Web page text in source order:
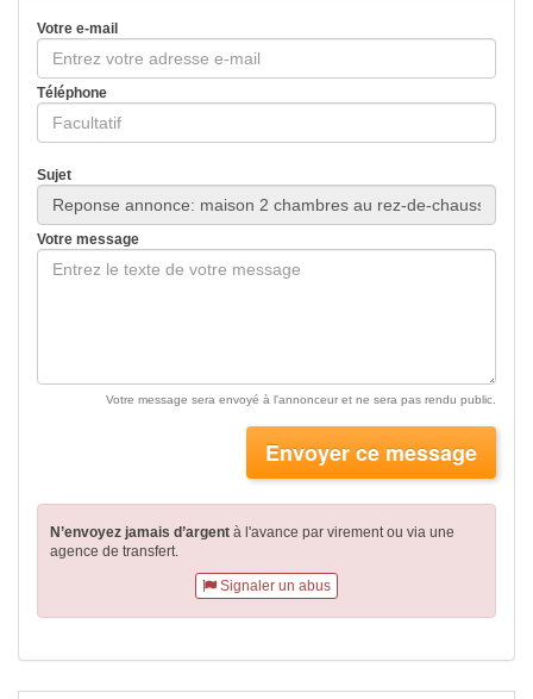
Votre e-mail
Téléphone
Sujet
Votre message
Votre message sera envoyé à l'annonceur et ne sera pas rendu public.
Envoyer ce message
N’envoyez jamais d’argent à l'avance par virementou via une
agence de transfert.
Signaler un abus